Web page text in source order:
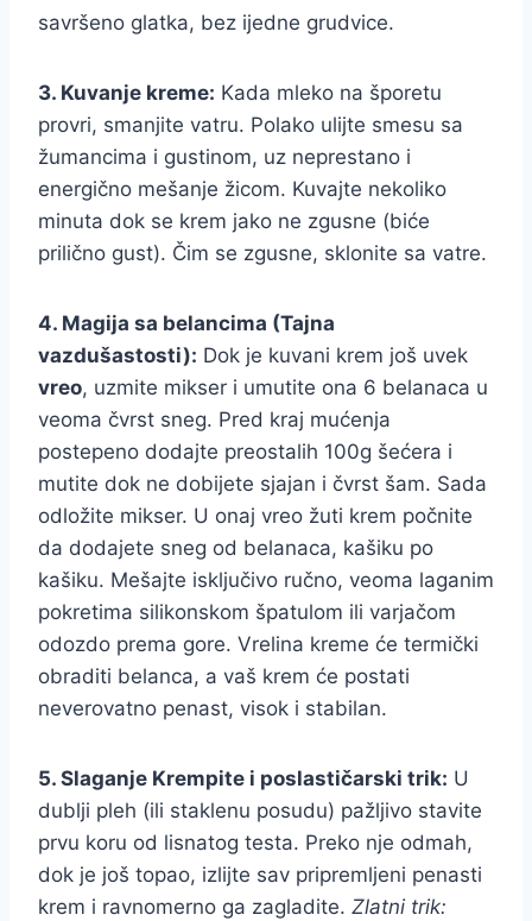
savršeno glatka, bez ijedne grudvice.
3. Kuvanje kreme: Kada mleko na šporetu
provri, smanjite vatru. Polako ulijte smesu sa
žumancima i gustinom, uz neprestano i
energično mešanje žicom. Kuvajte nekoliko
minuta dok se krem jako ne zgusne (biće
prilično gust). Čim se zgusne, sklonite sa vatre.
4. Magija sa belancima (Tajna
vazdušastosti): Dok je kuvani krem još uvek
vreo, uzmite mikser i umutite ona 6 belanaca u
veoma čvrst sneg. Pred kraj mućenja
postepeno dodajte preostalih 100g šećera i
mutite dok ne dobijete sjajan i čvrst šam. Sada
odložite mikser. U onaj vreo žuti krem počnite
da dodajete sneg od belanaca, kašiku po
kašiku. Mešajte isključivo ručno, veoma laganim
pokretima silikonskom špatulom ili varjačom
odozdo prema gore. Vrelina kreme će termički
obraditi belanca, a vaš krem će postati
neverovatno penast, visok i stabilan.
5. Slaganje Krempite i poslastičarski trik: U
dublji pleh (ili staklenu posudu) pažljivo stavite
prvu koru od lisnatog testa. Preko nje odmah,
dok je još topao, izlijte sav pripremljeni penasti
krem i ravnomerno ga zagladite. Zlatni trik: